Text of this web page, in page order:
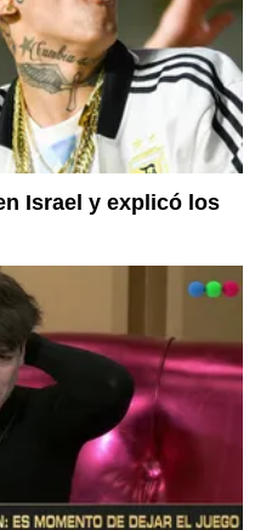
Israel y explicó los